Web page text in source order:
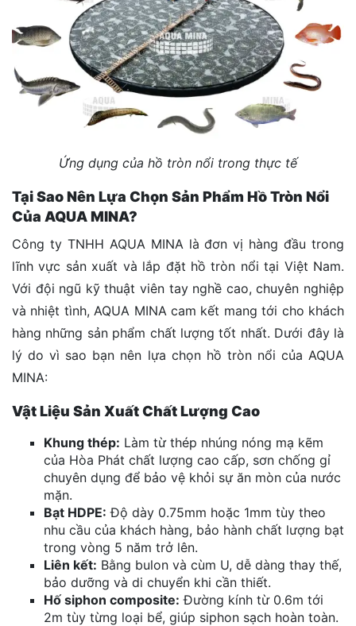
Ứng dụng của hồ tròn nổi trong thực tế
Tại Sao Nên Lựa Chọn Sản Phẩm Hồ Tròn Nổi
Của AQUA MINA?
Công ty TNHH AQUA MINA là đơn vị hàng đầu trong
lĩnh vực sản xuất và lắp đặt hồ tròn nổi tại Việt Nam.
Với đội ngũ kỹ thuật viên tay nghề cao, chuyên nghiệp
và nhiệt tình, AQUA MINA cam kết mang tới cho khách
hàng những sản phẩm chất lượng tốt nhất. Dưới đây là
lý do vì sao bạn nên lựa chọn hồ tròn nổi của AQUA
MINA:
Vật Liệu Sản Xuất Chất Lượng Cao
Khung thép: Làm từ thép nhúng nóng mạ kẽm
của Hòa Phát chất lượng cao cấp, sơn chống gỉ
chuyên dụng để bảo vệ khỏi sự ăn mòn của nước
mặn.
Bạt HDPE: Độ dày 0.75mm hoặc 1mm tùy theo
nhu cầu của khách hàng, bảo hành chất lượng bạt
trong vòng 5 năm trở lên.
Liên kết: Bằng bulon và cùm U, dễ dàng thay thế,
bảo dưỡng và di chuyển khi cần thiết.
Hố siphon composite: Đường kính từ 0.6m tới
2m tùy từng loại bể, giúp siphon sạch hoàn toàn.